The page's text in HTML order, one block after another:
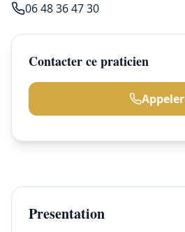
06 48 36 47 30
Contacter ce praticien
Appeler
Presentation